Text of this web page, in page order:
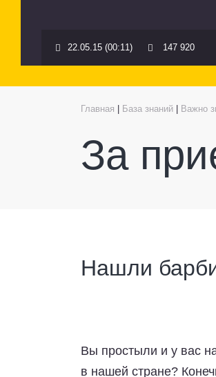
22.05.15 (00:11) 147 920
Главная База знаний Важно
За
Нашли
Вы простыли и у вас
в нашей стране?